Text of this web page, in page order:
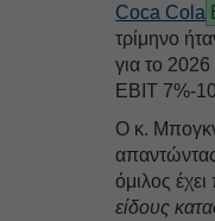
Coca Cola
τρίμηνο
για το
EBIT 7%-
Ο κ.
όμιλος
είδους